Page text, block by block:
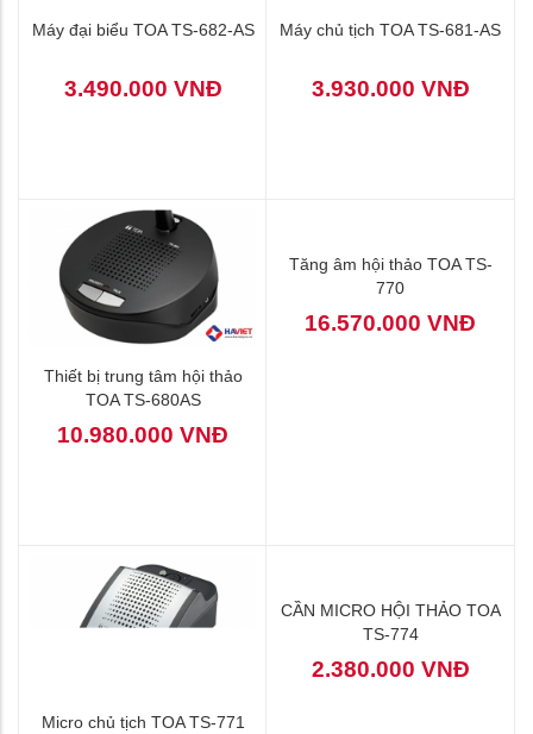
Máy đại biểu TOA TS-682-AS
3.490.000 VNĐ
Máy chủ tịch TOA TS-681-AS
3.930.000 VNĐ
Thiết bị trung tâm hội thảo
TOA TS-680AS
10.980.000 VNĐ
Micro chủ tịch TOA TS-771
CẦN MICRO HỘI THẢO TOA
TS-774
2.380.000 VNĐ